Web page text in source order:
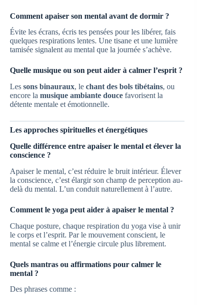
Comment apaiser son mental avant de dormir ?
Évite les écrans, écris tes pensées pour les libérer, fais
quelques respirations lentes. Une tisane et une lumière
tamisée signalent au mental que la journée s’achève.
Quelle musique ou son peut aider à calmer l’esprit ?
Les sons binauraux, le chant des bols tibétains, ou
encore la musique ambiante douce favorisent la
détente mentale et émotionnelle.
Les approches spirituelles et énergétiques
Quelle différence entre apaiser le mental et élever la
conscience ?
Apaiser le mental, c’est réduire le bruit intérieur. Élever
la conscience, c’est élargir son champ de perception au-
delà du mental. L’un conduit naturellement à l’autre.
Comment le yoga peut aider à apaiser le mental ?
Chaque posture, chaque respiration du yoga vise à unir
le corps et l’esprit. Par le mouvement conscient, le
mental se calme et l’énergie circule plus librement.
Quels mantras ou affirmations pour calmer le
mental ?
Des phrases comme :